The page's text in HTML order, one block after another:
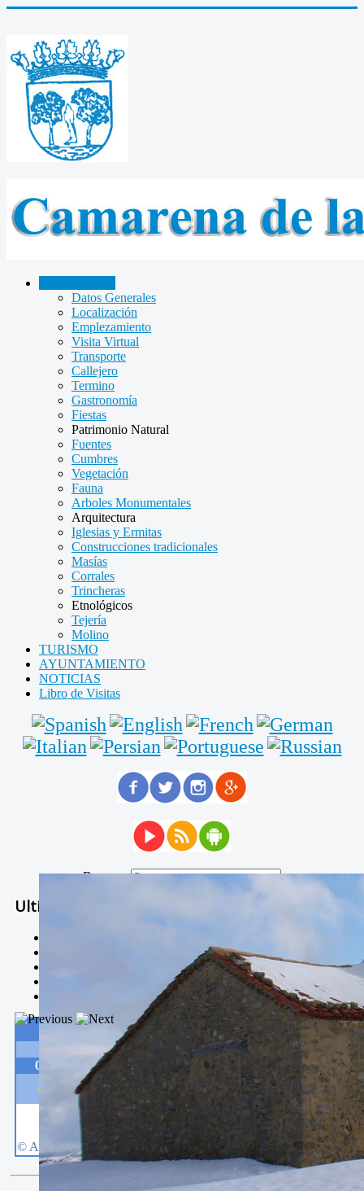
Datos Generales
Localización
Emplezamiento
Visita Virtual
Transporte
Callejero
Termino
Gastronomía
Fiestas
Patrimonio Natural
Fuentes
Cumbres
Vegetación
Fauna
Arboles Monumentales
Arquitectura
Iglesias y Ermitas
Construcciones tradicionales
Masías
Corrales
Trincheras
Etnológicos
Tejería
Molino
TURISMO
AYUNTAMIENTO
NOTICIAS
Libro de Visitas
Buscar...
Ultimas Noticias
La estación de esquí de Javalambre abrirán este sábado
Larga vida a las escuelas